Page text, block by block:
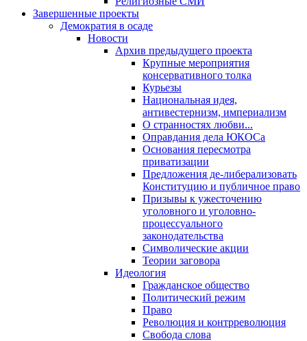
Завершенные проекты
Демократия в осаде
Новости
Архив предыдущего проекта
Крупные мероприятия
консервативного толка
Курьезы
Национальная идея,
антивестернизм, империализм
О странностях любви...
Оправдания дела ЮКОСа
Основания пересмотра
приватизации
Предложения де-либерализовать
Конституцию и публичное право
Призывы к ужесточению
уголовного и уголовно-
процессуального
законодательства
Символические акции
Теории заговора
Идеология
Гражданское общество
Политический режим
Право
Революция и контрреволюция
Свобода слова